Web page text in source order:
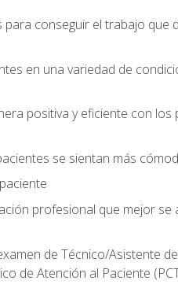
conseguir el trabajo que
en una variedad de
positiva y eficiente con los
se sientan más
profesional que mejor se
de Técnico/Asistente
de Atención al Paciente